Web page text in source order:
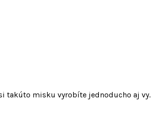
takúto misku vyrobíte jednoducho aj vy.